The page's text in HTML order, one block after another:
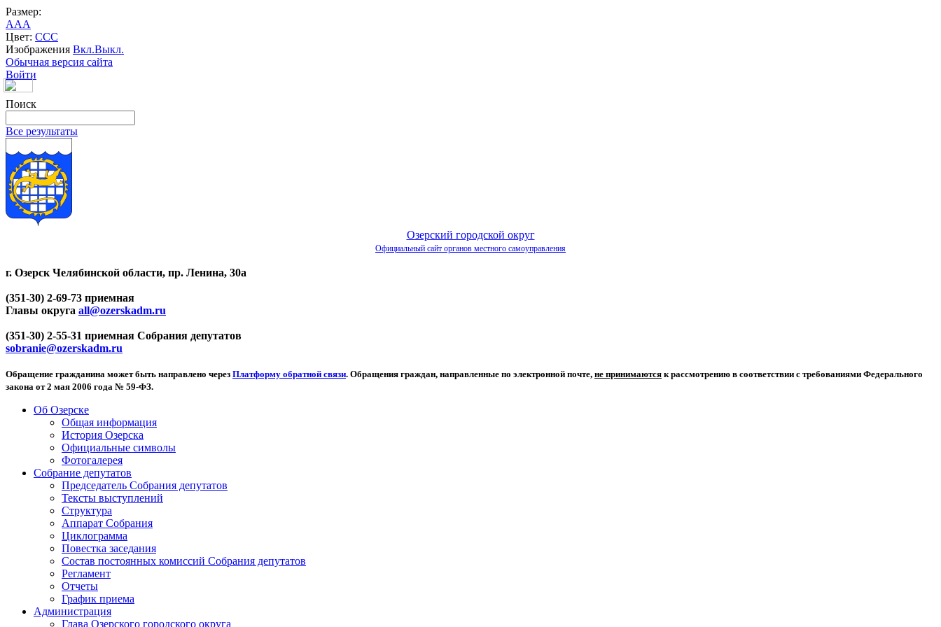
Размер:
AAA
Цвет: CCC
Изображения Вкл.Выкл.
Обычная версия сайта
Войти
Поиск
Все результаты
Озерский городской округ
Официальный сайт органов местного самоуправления
г. Озерск Челябинской области, пр. Ленина, 30а
(351-30) 2-69-73 приемная
Главы округа all@ozerskadm.ru
(351-30) 2-55-31 приемная Собрания депутатов
sobranie@ozerskadm.ru
Обращение гражданина может быть направлено через Платформу обратной связи. Обращения граждан, направленные по электронной почте, не принимаются к рассмотрению в соответствии с требованиями Федерального
закона от 2 мая 2006 года № 59-ФЗ.
Об Озерске
Общая информация
История Озерска
Официальные символы
Фотогалерея
Собрание депутатов
Председатель Собрания депутатов
Тексты выступлений
Структура
Аппарат Собрания
Циклограмма
Повестка заседания
Состав постоянных комиссий Собрания депутатов
Регламент
Отчеты
График приема
Администрация
Глава Озерского городского округа